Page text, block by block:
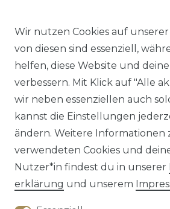
Wir nutzen Cookies auf unserer
von diesen sind essenziell,
helfen, diese Website und
verbessern. Mit Klick auf "Alle
wir neben essenziellen auch
kannst die Einstellungen
ändern. Weitere Informationen
verwendeten Cookies und
Nutzer*in findest du in unserer
erklärung und unserem
Impressum
Barrierefreiheitserklärung